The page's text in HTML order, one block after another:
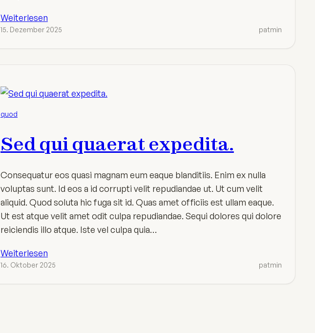
Weiterlesen
15. Dezember 2025 patmin
quod
Sed qui quaerat expedita.
Consequatur eos quasi magnam eum eaque blanditiis. Enim ex nulla
voluptas sunt. Id eos a id corrupti velit repudiandae ut. Ut cum velit
aliquid. Quod soluta hic fuga sit id. Quas amet officiis est ullam eaque.
Ut est atque velit amet odit culpa repudiandae. Sequi dolores qui dolore
reiciendis illo atque. Iste vel culpa quia…
Weiterlesen
16. Oktober 2025 patmin